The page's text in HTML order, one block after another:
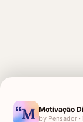
SAUDADES DO
Motivação
by Pensador